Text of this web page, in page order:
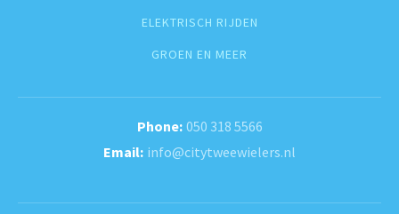
ELEKTRISCH RIJDEN
GROEN EN MEER
050 318 5566
info@citytweewielers.nl